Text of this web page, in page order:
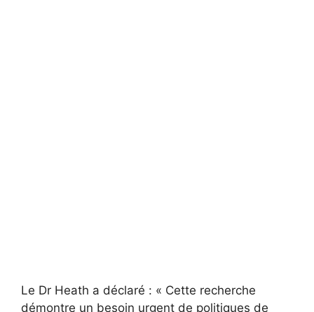
Le Dr Heath a déclaré : « Cette recherche
démontre un besoin urgent de politiques de